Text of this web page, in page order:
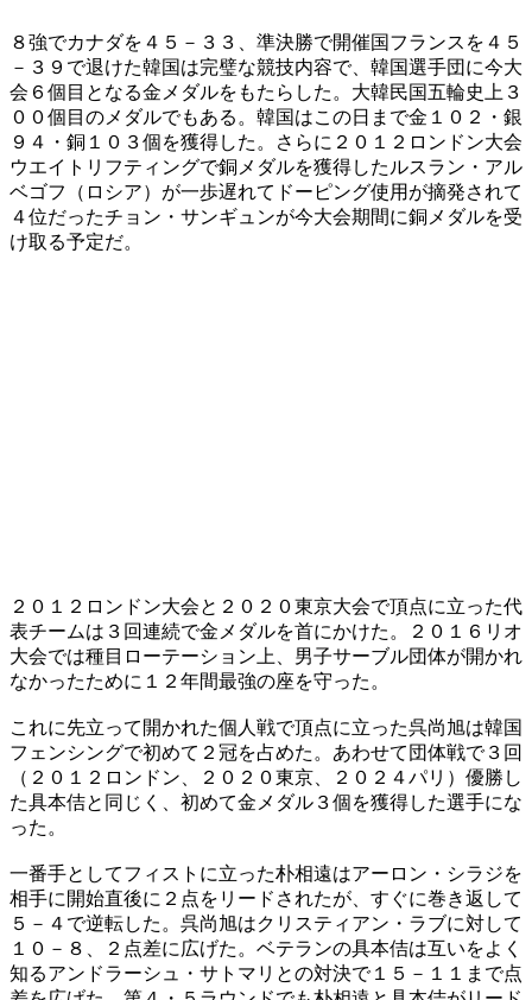
８強でカナダを４５－３３、準決勝で開催国フランスを４５
－３９で退けた韓国は完璧な競技内容で、韓国選手団に今大
会６個目となる金メダルをもたらした。大韓民国五輪史上３
００個目のメダルでもある。韓国はこの日まで金１０２・銀
９４・銅１０３個を獲得した。さらに２０１２ロンドン大会
ウエイトリフティングで銅メダルを獲得したルスラン・アル
ベゴフ（ロシア）が一歩遅れてドーピング使用が摘発されて
４位だったチョン・サンギュンが今大会期間に銅メダルを受
け取る予定だ。
２０１２ロンドン大会と２０２０東京大会で頂点に立った代
表チームは３回連続で金メダルを首にかけた。２０１６リオ
大会では種目ローテーション上、男子サーブル団体が開かれ
なかったために１２年間最強の座を守った。
これに先立って開かれた個人戦で頂点に立った呉尚旭は韓国
フェンシングで初めて２冠を占めた。あわせて団体戦で３回
（２０１２ロンドン、２０２０東京、２０２４パリ）優勝し
た具本佶と同じく、初めて金メダル３個を獲得した選手にな
った。
一番手としてフィストに立った朴相遠はアーロン・シラジを
相手に開始直後に２点をリードされたが、すぐに巻き返して
５－４で逆転した。呉尚旭はクリスティアン・ラブに対して
１０－８、２点差に広げた。ベテランの具本佶は互いをよく
知るアンドラーシュ・サトマリとの対決で１５－１１まで点